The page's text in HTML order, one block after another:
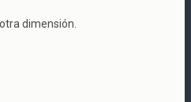
dimensión.